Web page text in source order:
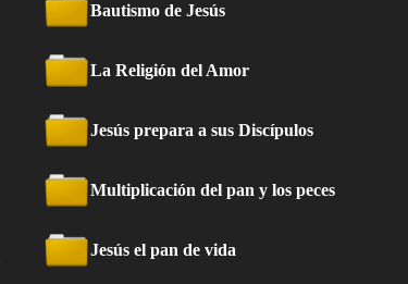
Bautismo de Jesús
La Religión del Amor
Jesús prepara a sus Discípulos
Multiplicación del pan y los peces
Jesús el pan de vida